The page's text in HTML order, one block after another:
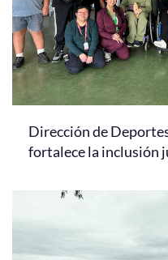
Dirección de
fortalece la inclusión